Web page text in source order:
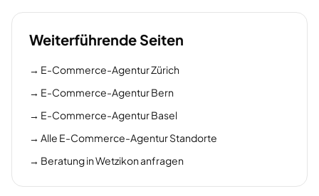
Weiterführende Seiten
→ E-Commerce-Agentur Zürich
→ E-Commerce-Agentur Bern
→ E-Commerce-Agentur Basel
→ Alle E-Commerce-Agentur Standorte
→ Beratung in Wetzikon anfragen